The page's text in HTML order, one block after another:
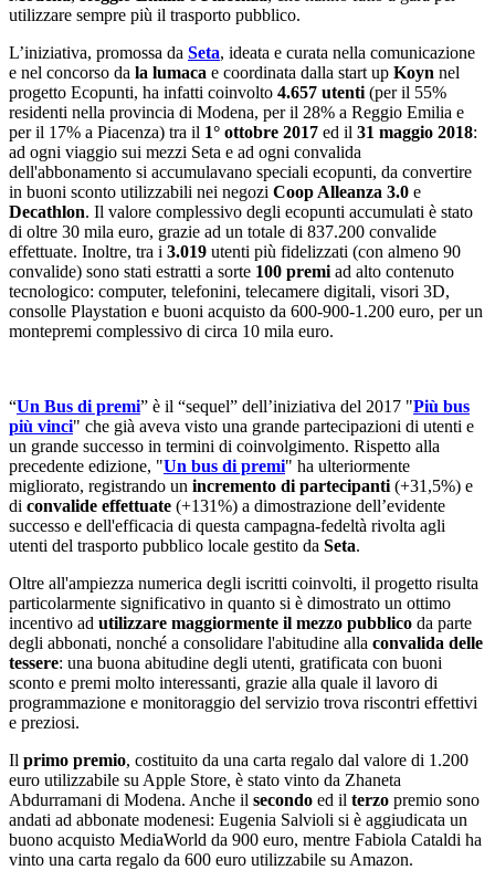
utilizzare sempre più il trasporto pubblico.
L’iniziativa, promossa da Seta, ideata e curata nella comunicazione
e nel concorso da la lumaca e coordinata dalla start up Koyn nel
progetto Ecopunti, ha infatti coinvolto 4.657 utenti (per il 55%
residenti nella provincia di Modena, per il 28% a Reggio Emilia e
per il 17% a Piacenza) tra il 1° ottobre 2017 ed il 31 maggio 2018:
ad ogni viaggio sui mezzi Seta e ad ogni convalida
dell'abbonamento si accumulavano speciali ecopunti, da convertire
in buoni sconto utilizzabili nei negozi Coop Alleanza 3.0 e
Decathlon. Il valore complessivo degli ecopunti accumulati è stato
di oltre 30 mila euro, grazie ad un totale di 837.200 convalide
effettuate. Inoltre, tra i 3.019 utenti più fidelizzati (con almeno 90
convalide) sono stati estratti a sorte 100 premi ad alto contenuto
tecnologico: computer, telefonini, telecamere digitali, visori 3D,
consolle Playstation e buoni acquisto da 600-900-1.200 euro, per un
montepremi complessivo di circa 10 mila euro.
“Un Bus di premi” è il “sequel” dell’iniziativa del 2017 "Più bus
più vinci" che già aveva visto una grande partecipazioni di utenti e
un grande successo in termini di coinvolgimento. Rispetto alla
precedente edizione, "Un bus di premi" ha ulteriormente
migliorato, registrando un incremento di partecipanti (+31,5%) e
di convalide effettuate (+131%) a dimostrazione dell’evidente
successo e dell'efficacia di questa campagna-fedeltà rivolta agli
utenti del trasporto pubblico locale gestito da Seta.
Oltre all'ampiezza numerica degli iscritti coinvolti, il progetto risulta
particolarmente significativo in quanto si è dimostrato un ottimo
incentivo ad utilizzare maggiormente il mezzo pubblico da parte
degli abbonati, nonché a consolidare l'abitudine alla convalida delle
tessere: una buona abitudine degli utenti, gratificata con buoni
sconto e premi molto interessanti, grazie alla quale il lavoro di
programmazione e monitoraggio del servizio trova riscontri effettivi
e preziosi.
Il primo premio, costituito da una carta regalo dal valore di 1.200
euro utilizzabile su Apple Store, è stato vinto da Zhaneta
Abdurramani di Modena. Anche il secondo ed il terzo premio sono
andati ad abbonate modenesi: Eugenia Salvioli si è aggiudicata un
buono acquisto MediaWorld da 900 euro, mentre Fabiola Cataldi ha
vinto una carta regalo da 600 euro utilizzabile su Amazon.